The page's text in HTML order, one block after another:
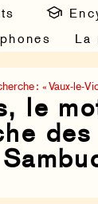
La
: « Vaux-le-
le